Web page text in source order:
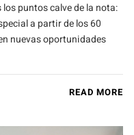
puntos calve de la nota:
a partir de los 60
nuevas oportunidades
READ MORE